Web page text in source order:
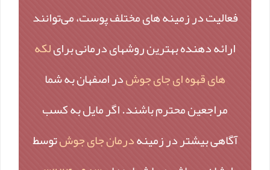
فعالیت در زمینه های مختلف پوست، می‌توانند
ارائه دهنده بهترین روشهای درمانی برایلکه
های قهوه ای جای جوشدر اصفهان به شما
مراجعین محترم باشند. اگر مایل به کسب
آگاهی بیشتر در زمینهدرمان جای جوشتوسط